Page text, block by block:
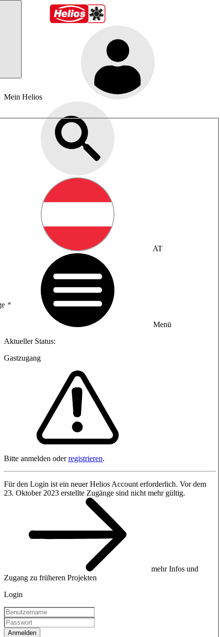
Mein Helios
AT
Menü
Aktueller Status:
Gastzugang
Bitte anmelden oderregistrieren.
Für den Login ist ein neuer Helios Account erforderlich. Vor dem
23. Oktober 2023 erstellte Zugänge sind nicht mehr gültig.
mehr Infos und
Zugang zu früheren Projekten
Login
Anmelden